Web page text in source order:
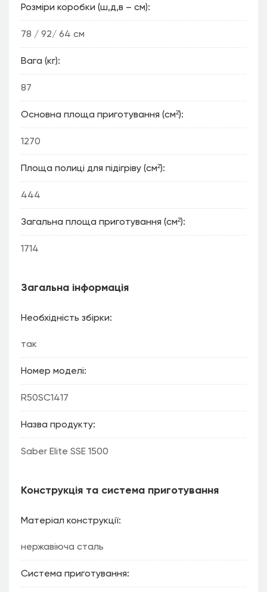
Розміри коробки (ш,д,в – см)
78 / 92/ 64 см
Вага (кг)
87
Основна площа приготування (см²)
1270
Площа полиці для підігріву (см²)
444
Загальна площа приготування (см²)
1714
Загальна інформація
Необхідність збірки
так
Номер моделі
R50SC1417
Назва продукту
Saber Elite SSE 1500
Конструкція та система приготування
Матеріал конструкції
нержавіюча сталь
Система приготування